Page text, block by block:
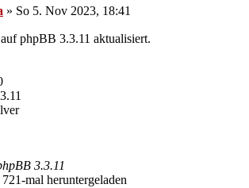
» So 5. Nov 2023, 18:41
phpBB 3.3.11 aktualisiert.
3.3.11
mal heruntergeladen